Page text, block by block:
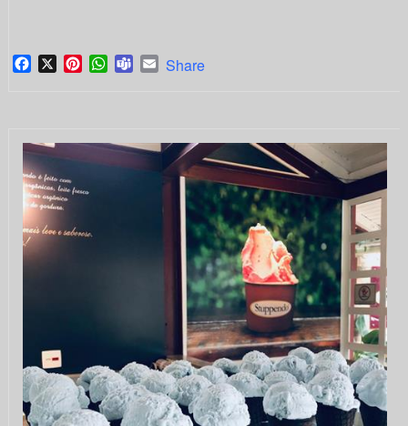
Facebook
X PinterestWhatsApp
TeamsEmail
Share